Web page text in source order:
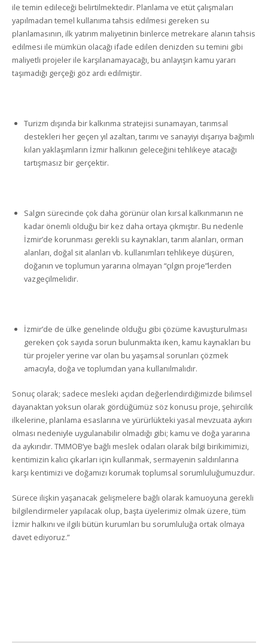
ile temin edileceği belirtilmektedir. Planlama ve etüt çalışmaları
yapılmadan temel kullanıma tahsis edilmesi gereken su
planlamasının, ilk yatırım maliyetinin binlerce metrekare alanın tahsis
edilmesi ile mümkün olacağı ifade edilen denizden su temini gibi
maliyetli projeler ile karşılanamayacağı, bu anlayışın kamu yararı
taşımadığı gerçeği göz ardı edilmiştir.
Turizm dışında bir kalkınma stratejisi sunamayan, tarımsal
destekleri her geçen yıl azaltan, tarımı ve sanayiyi dışarıya bağımlı
kılan yaklaşımların İzmir halkının geleceğini tehlikeye atacağı
tartışmasız bir gerçektir.
Salgın sürecinde çok daha görünür olan kırsal kalkınmanın ne
kadar önemli olduğu bir kez daha ortaya çıkmıştır. Bu nedenle
İzmir’de korunması gerekli su kaynakları, tarım alanları, orman
alanları, doğal sit alanları vb. kullanımları tehlikeye düşüren,
doğanın ve toplumun yararına olmayan “çılgın proje”lerden
vazgeçilmelidir.
İzmir’de de ülke genelinde olduğu gibi çözüme kavuşturulması
gereken çok sayıda sorun bulunmakta iken, kamu kaynakları bu
tür projeler yerine var olan bu yaşamsal sorunları çözmek
amacıyla, doğa ve toplumdan yana kullanılmalıdır.
Sonuç olarak; sadece mesleki açıdan değerlendirdiğimizde bilimsel
dayanaktan yoksun olarak gördüğümüz söz konusu proje, şehircilik
ilkelerine, planlama esaslarına ve yürürlükteki yasal mevzuata aykırı
olması nedeniyle uygulanabilir olmadığı gibi; kamu ve doğa yararına
da aykırıdır. TMMOB’ye bağlı meslek odaları olarak bilgi birikimimizi,
kentimizin kalıcı çıkarları için kullanmak, sermayenin saldırılarına
karşı kentimizi ve doğamızı korumak toplumsal sorumluluğumuzdur.
Sürece ilişkin yaşanacak gelişmelere bağlı olarak kamuoyuna gerekli
bilgilendirmeler yapılacak olup, başta üyelerimiz olmak üzere, tüm
İzmir halkını ve ilgili bütün kurumları bu sorumluluğa ortak olmaya
davet ediyoruz.”